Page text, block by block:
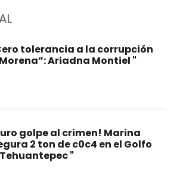
tolerancia a la corrupción
Ariadna Montiel "
golpe al crimen! Marina
2 ton de c0c4 en el Golfo
"